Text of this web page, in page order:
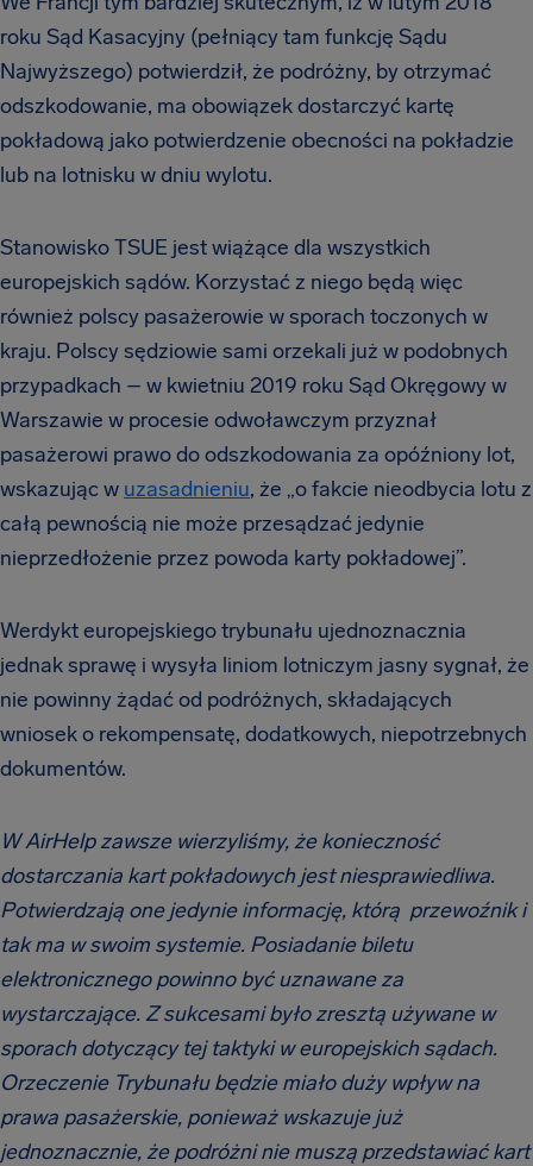
roku Sąd Kasacyjny (pełniący tam funkcję Sądu
Najwyższego) potwierdził, że podróżny, by otrzymać
odszkodowanie, ma obowiązek dostarczyć kartę
pokładową jako potwierdzenie obecności na pokładzie
lub na lotnisku w dniu wylotu.
Stanowisko TSUE jest wiążące dla wszystkich
europejskich sądów. Korzystać z niego będą więc
również polscy pasażerowie w sporach toczonych w
kraju. Polscy sędziowie sami orzekali już w podobnych
przypadkach – w kwietniu 2019 roku Sąd Okręgowy w
Warszawie w procesie odwoławczym przyznał
pasażerowi prawo do odszkodowania za opóźniony lot,
wskazując w uzasadnieniu, że „o fakcie nieodbycia lotu z
całą pewnością nie może przesądzać jedynie
nieprzedłożenie przez powoda karty pokładowej”.
Werdykt europejskiego trybunału ujednoznacznia
jednak sprawę i wysyła liniom lotniczym jasny sygnał, że
nie powinny żądać od podróżnych, składających
wniosek o rekompensatę, dodatkowych, niepotrzebnych
dokumentów.
W AirHelp zawsze wierzyliśmy, że konieczność
dostarczania kart pokładowych jest niesprawiedliwa.
Potwierdzają one jedynie informację, którą przewoźnik i
tak ma w swoim systemie. Posiadanie biletu
elektronicznego powinno być uznawane za
wystarczające. Z sukcesami było zresztą używane w
sporach dotyczący tej taktyki w europejskich sądach.
Orzeczenie Trybunału będzie miało duży wpływ na
prawa pasażerskie, ponieważ wskazuje już
jednoznacznie, że podróżni nie muszą przedstawiać kart